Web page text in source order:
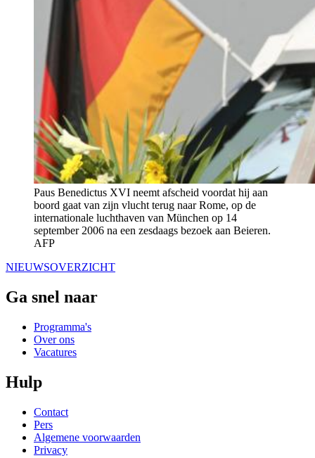
Paus Benedictus XVI neemt afscheid voordat hij aan
boord gaat van zijn vlucht terug naar Rome, op de
internationale luchthaven van München op 14
september 2006 na een zesdaags bezoek aan Beieren.
AFP
NIEUWSOVERZICHT
Ga snel naar
Programma's
Over ons
Vacatures
Hulp
Contact
Pers
Algemene voorwaarden
Privacy